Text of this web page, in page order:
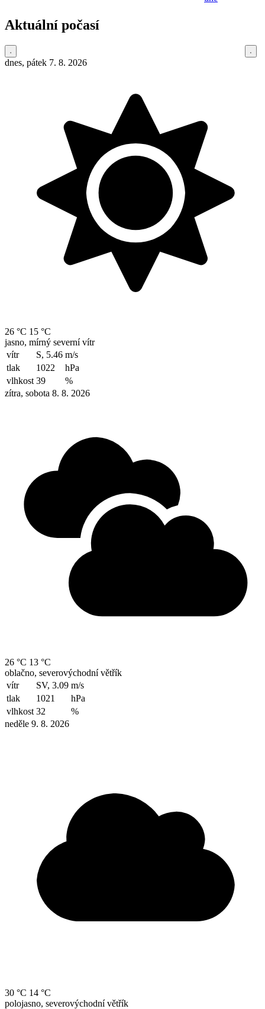
Aktuální počasí
dnes, pátek 7. 8. 2026
26 °C 15 °C
jasno, mírný severní vítr
vítr
S, 5.46 m/s
tlak
1022
hPa
vlhkost 39
%
zítra, sobota 8. 8. 2026
26 °C 13 °C
oblačno, severovýchodní větřík
vítr
SV, 3.09 m/s
tlak
1021
hPa
vlhkost 32
%
neděle 9. 8. 2026
30 °C 14 °C
polojasno, severovýchodní větřík